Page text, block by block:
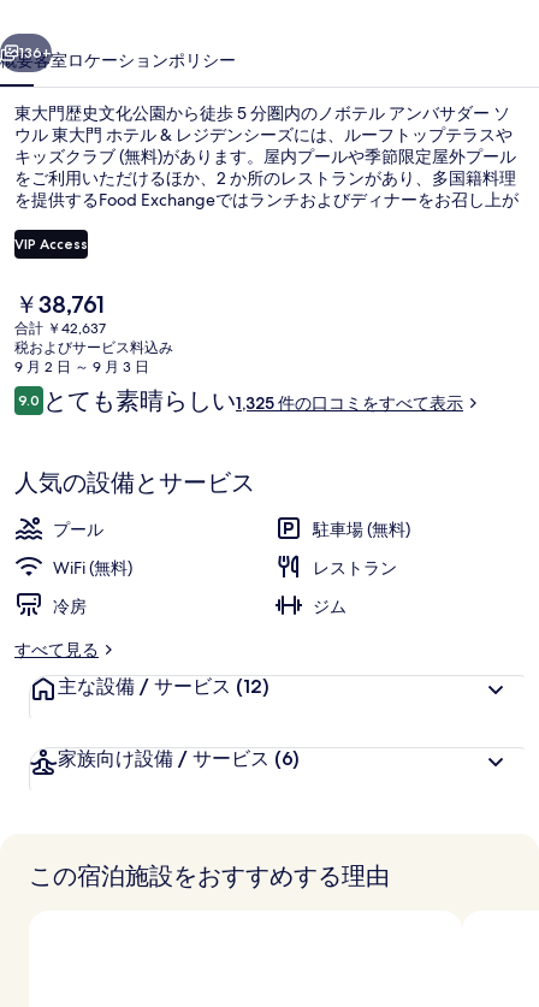
サ
ダ
ー
ソ
ウ
ル
大
門
ホ
ル
レ
ジ
デ
ン
次へ
136+
概要客室ロケーションポリシー
東大門歴史文化公園から徒歩 5 分圏内のノボテル アンバサダー ソ
ウル 東大門 ホテル & レジデンシーズには、ルーフトップテラスや
キッズクラブ (無料)があります。屋内プールや季節限定屋外プール
をご利用いただけるほか、2 か所のレストランがあり、多国籍料理
を提供するFood Exchangeではランチおよびディナーをお召し上が
ー / ラウンジ、プールサイドバー、およびフィットネスセンターが
あります。旅行者は周辺の公共交通機関が充実している点を気に入
乙支路4街駅までは 7 分です。
VIP Access
現
在
の
料
金
は
す
￥38,761
合計 ￥42,637
税およびサービス料込み
9 月 2 日 ～ 9 月 3 日
口
コ
9.010段階中9.0
とても素晴らしい1,325 件の口コミをすべて表示
人気の設備とサービス
プール
駐車場 (無料)
WiFi (無料)
レストラン
冷房
ジム
すべて見る
主な設備 / サービス (12)
家族向け設備 / サービス (6)
この宿泊施設をおすすめする理由